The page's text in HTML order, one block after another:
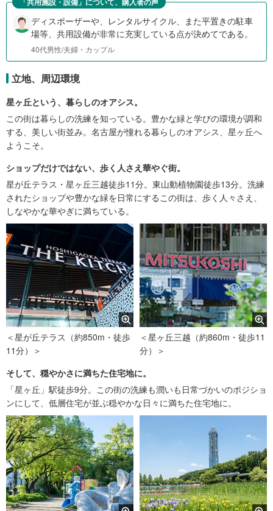
ディスポーザーや、レンタルサイクル、また平置きの駐車
場等、共用設備が非常に充実している点が決めてである。
40代男性/夫婦・カップル
立地、周辺環境
星ヶ丘という、暮らしのオアシス。
この街は暮らしの洗練を知っている。豊かな緑と学びの環境が調和
する、美しい街並み。名古屋が憧れる暮らしのオアシス、星ヶ丘へ
ようこそ。
ショップだけではない、歩く人さえ華やぐ街。
星が丘テラス・星ヶ丘三越徒歩11分。東山動植物園徒歩13分。洗練
されたショップや豊かな緑を日常にするこの街は、歩く人々さえ、
しなやかな華やぎに満ちている。
＜星が丘テラス（約850m・徒歩
11分）＞
＜星ヶ丘三越（約860m・徒歩11
分）＞
そして、穏やかさに満ちた住宅地に。
「星ヶ丘」駅徒歩9分。この街の洗練も潤いも日常づかいのポジショ
ンにして、低層住宅が並ぶ穏やかな日々に満ちた住宅地に。